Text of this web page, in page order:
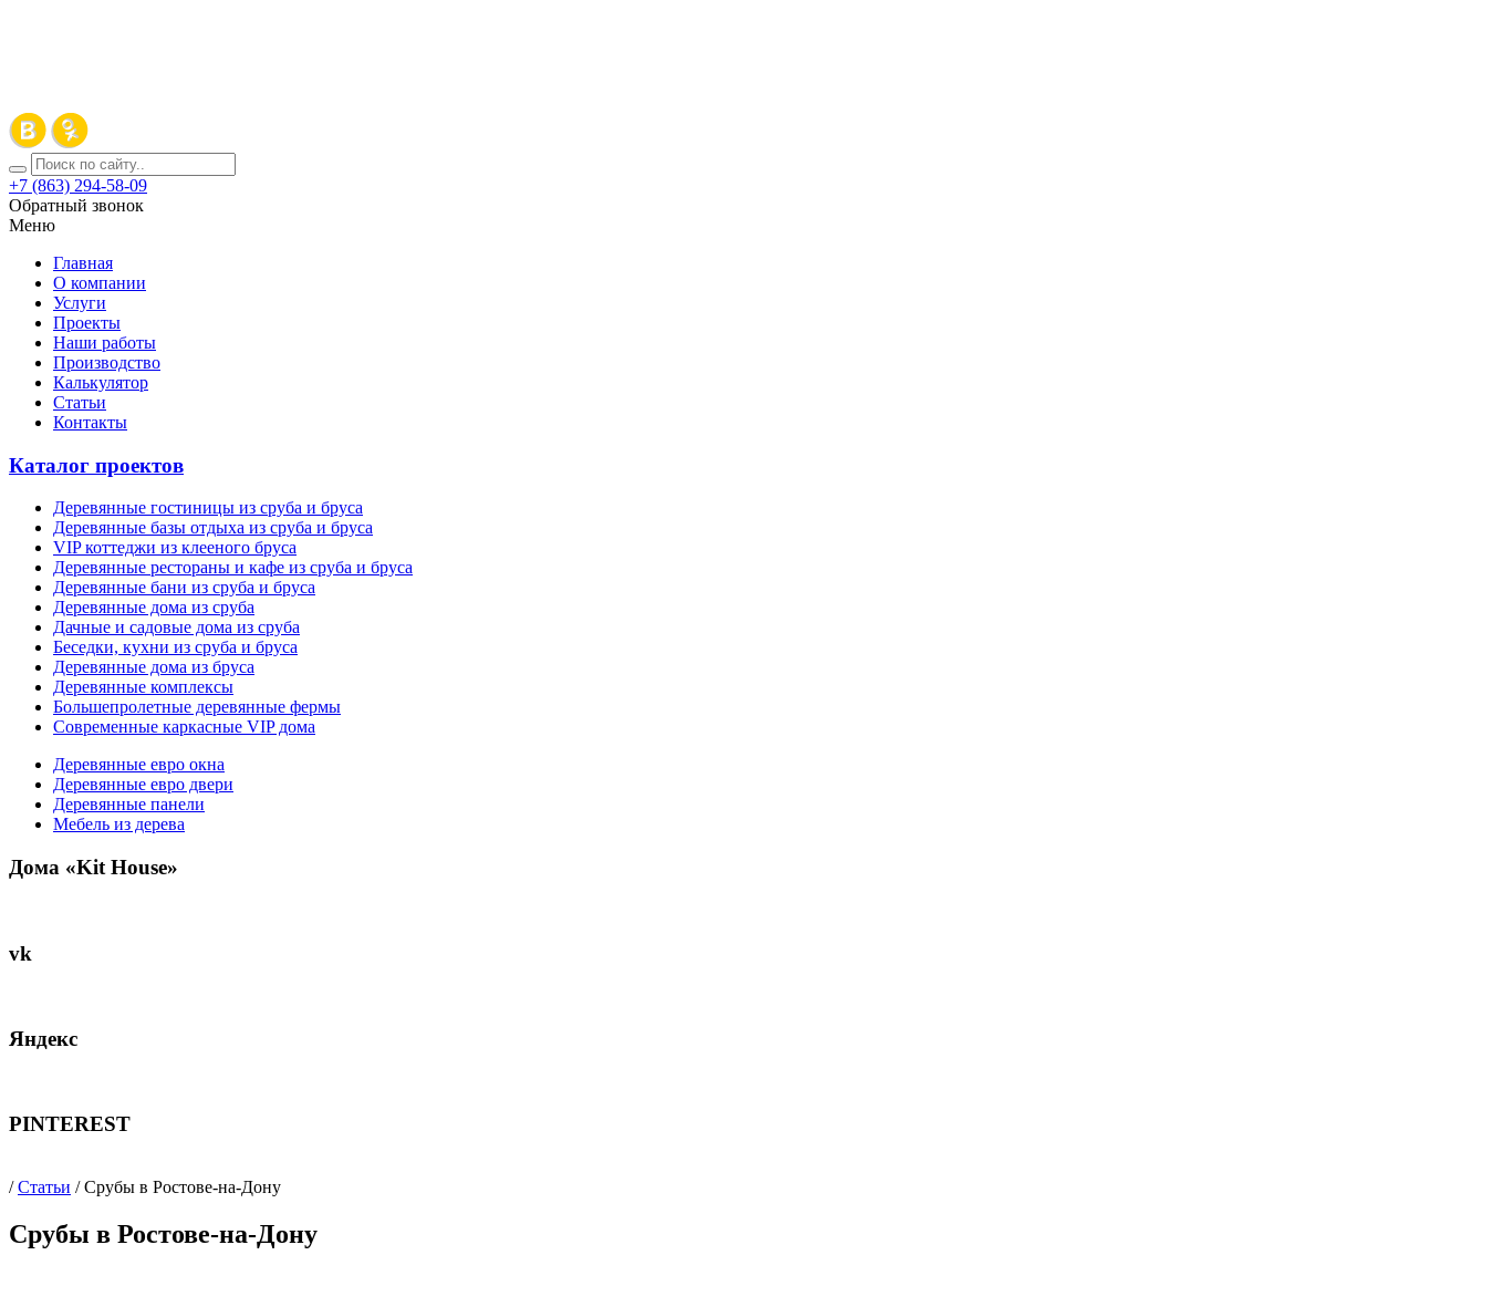
+7 (863) 294-58-09
Обратный звонок
Меню
Главная
О компании
Услуги
Проекты
Наши работы
Производство
Калькулятор
Статьи
Контакты
Каталог проектов
Деревянные гостиницы из сруба и бруса
Деревянные базы отдыха из сруба и бруса
VIP коттеджи из клееного бруса
Деревянные рестораны и кафе из сруба и бруса
Деревянные бани из сруба и бруса
Деревянные дома из сруба
Дачные и садовые дома из сруба
Беседки, кухни из сруба и бруса
Деревянные дома из бруса
Деревянные комплексы
Большепролетные деревянные фермы
Современные каркасные VIP дома
Деревянные евро окна
Деревянные евро двери
Деревянные панели
Мебель из дерева
Дома «Kit House»
vk
Яндекс
PINTEREST
/Статьи / Срубы в Ростове-на-Дону
Срубы в Ростове-на-Дону